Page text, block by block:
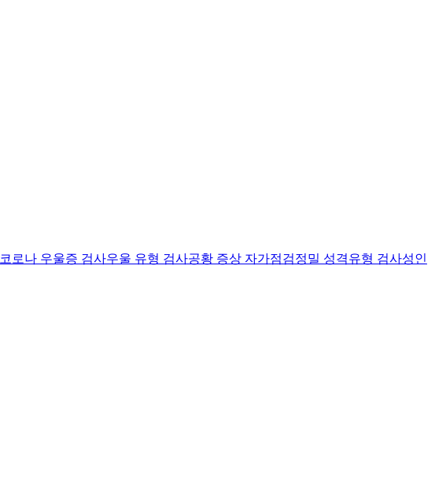
코로나 우울증 검사우울 유형 검사공황 증상 자가점검정밀 성격유형 검사성인